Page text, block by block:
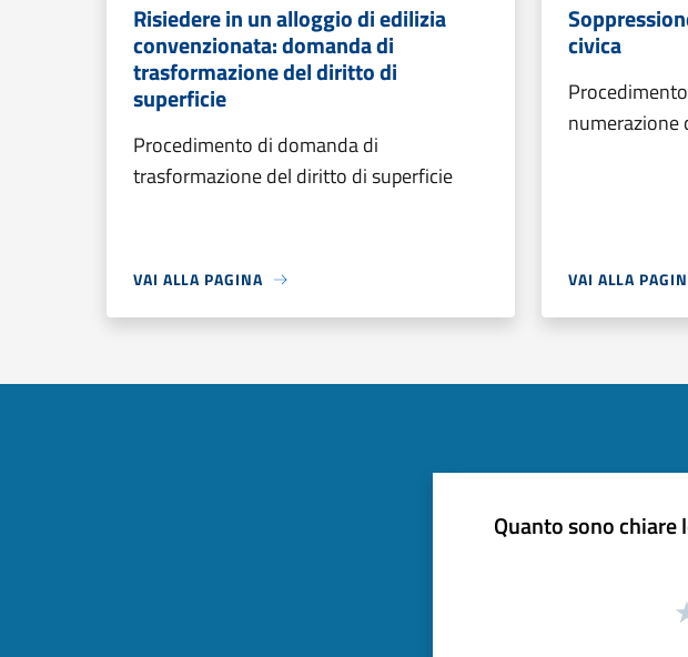
Risiedere in un alloggio di edilizia
convenzionata: domanda di
trasformazione del diritto di
superficie
Procedimento di domanda di
trasformazione del diritto di superficie
VAI ALLA PAGINA
civica
numerazione
VAI ALLA
Quanto sono